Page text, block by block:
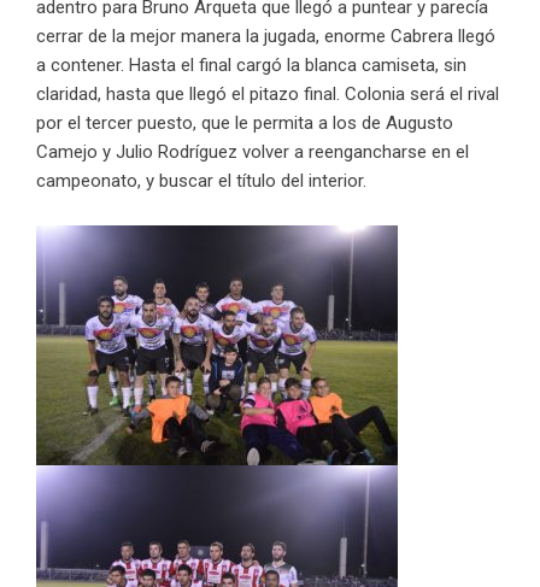
adentro para Bruno Arqueta que llegó a puntear y parecía
cerrar de la mejor manera la jugada, enorme Cabrera llegó
a contener. Hasta el final cargó la blanca camiseta, sin
claridad, hasta que llegó el pitazo final. Colonia será el rival
por el tercer puesto, que le permita a los de Augusto
Camejo y Julio Rodríguez volver a reengancharse en el
campeonato, y buscar el título del interior.